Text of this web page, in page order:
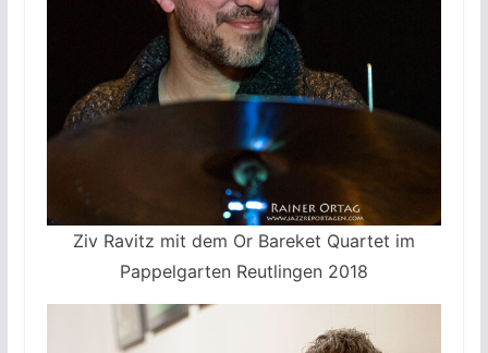
Ziv Ravitz mit dem Or Bareket Quartet im
Pappelgarten Reutlingen 2018